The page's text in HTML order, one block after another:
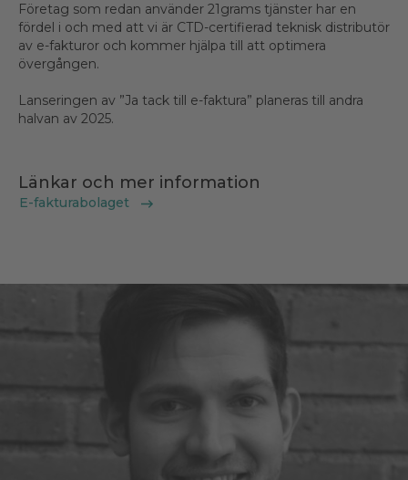
Företag som redan använder 21grams tjänster har en
fördel i och med att vi är CTD-certifierad teknisk distributör
av e-fakturor och kommer hjälpa till att optimera
övergången.
Lanseringen av ”Ja tack till e-faktura” planeras till andra
halvan av 2025.
Länkar och mer information
E-fakturabolaget